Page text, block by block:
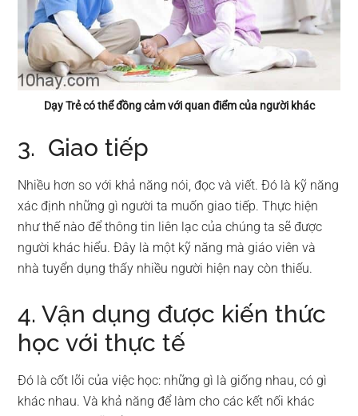
Dạy Trẻ có thể đồng cảm với quan điểm của người khác
3. Giao tiếp
Nhiều hơn so với khả năng nói, đọc và viết. Đó là kỹ năng
xác định những gì người ta muốn giao tiếp. Thực hiện
như thế nào để thông tin liên lạc của chúng ta sẽ được
người khác hiểu. Đây là một kỹ năng mà giáo viên và
nhà tuyển dụng thấy nhiều người hiện nay còn thiếu.
4. Vận dụng được kiến thức
học với thực tế
Đó là cốt lõi của việc học: những gì là giống nhau, có gì
khác nhau. Và khả năng để làm cho các kết nối khác